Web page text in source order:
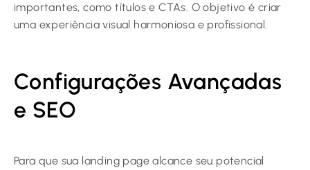
importantes, como títulos e CTAs. O objetivo é criar
uma experiência visual harmoniosa e profissional.
Configurações Avançadas
e SEO
Para que sua landing page alcance seu potencial